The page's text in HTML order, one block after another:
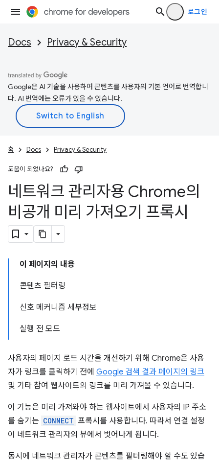
로그인
Docs Privacy & Security
Google은 AI 기술을 사용하여 콘텐츠를 사용자의 기본 언어로 번역합니
다. AI 번역에는 오류가 있을 수 있습니다.
홈 Docs Privacy & Security
도움이 되었나요?
네트워크 관리자용 Chrome의
비공개 미리 가져오기 프록시
이 페이지의 내용
콘텐츠 필터링
신호 메커니즘 세부정보
실행 전 모드
사용자의 페이지 로드 시간을 개선하기 위해 Chrome은 사용
자가 링크를 클릭하기 전에 Google 검색 결과 페이지의 링크
및 기타 참여 웹사이트의 링크를 미리 가져올 수 있습니다.
이 기능은 미리 가져와야 하는 웹사이트에서 사용자의 IP 주소
를 숨기는 CONNECT 프록시를 사용합니다. 따라서 연결 설정
이 네트워크 관리자의 뷰에서 벗어나게 됩니다.
동시에 네트워크 관리자가 콘텐츠를 필터링해야 할 수도 있습